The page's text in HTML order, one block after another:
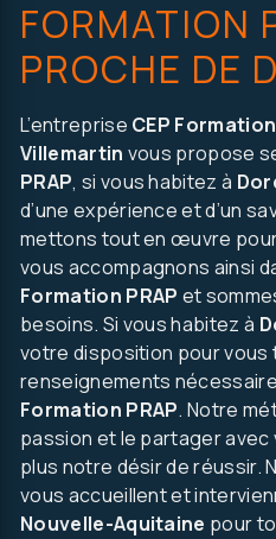
autre..
FORMATION
PROCHE DE
L’entreprise CEP Formation
Villemartin vous propose
PRAP, si vous habitez à
d’une expérience et d’un
mettons tout en œuvre
vous accompagnons ainsi
Formation PRAP et
besoins. Si vous habitez à
votre disposition pour
renseignements
Formation PRAP. Notre
passion et le partager
plus notre désir de réussir.
vous accueillent et
Nouvelle-Aquitaine pour